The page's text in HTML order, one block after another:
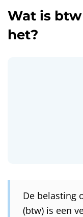
Wat is
het?
De belasting
(btw) is een